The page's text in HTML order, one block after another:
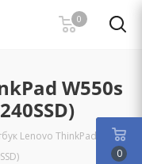
0
W550s
Lenovo ThinkPad W550s
0